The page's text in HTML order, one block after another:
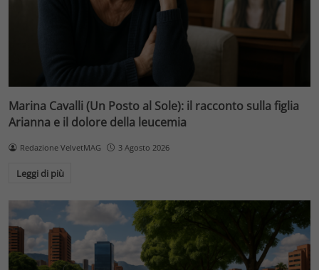
Marina Cavalli (Un Posto al Sole): il racconto sulla figlia
Arianna e il dolore della leucemia
Redazione VelvetMAG 3 Agosto 2026
Leggi di più